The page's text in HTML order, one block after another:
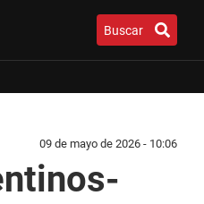
Buscar
09 de mayo de 2026 - 10:06